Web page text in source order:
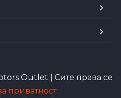
Outlet | Сите права се
приватност